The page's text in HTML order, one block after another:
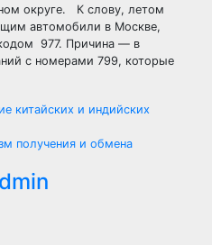
округе. К слову, летом
автомобили в Москве,
977. Причина — в
с номерами 799, которые
китайских и индийских
получения и обмена